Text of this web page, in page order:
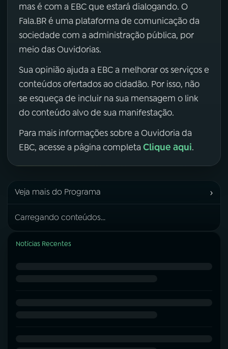
mas é com a EBC que estará dialogando. O
Fala.BR é uma plataforma de comunicação da
sociedade com a administração pública, por
meio das Ouvidorias.
Sua opinião ajuda a EBC a melhorar os serviços e
conteúdos ofertados ao cidadão. Por isso, não
se esqueça de incluir na sua mensagem o link
do conteúdo alvo de sua manifestação.
Para mais informações sobre a Ouvidoria da
EBC, acesse a página completa Clique aqui.
Veja mais do Programa ›
Carregando conteúdos...
Notícias Recentes